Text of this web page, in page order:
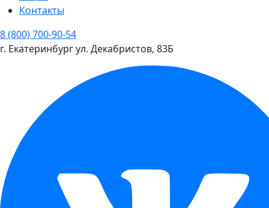
Контакты
8 (800) 700-90-54
г. Екатеринбургул. Декабристов, 83Б